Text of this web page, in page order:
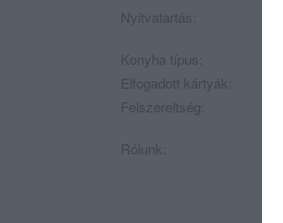
Nyitvatartás:
Konyha típus:
Elfogadott kártyák:
Felszereltség:
Rólunk: